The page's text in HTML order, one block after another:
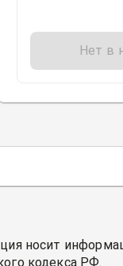
Россия
Нет в
носит
кодекса РФ.